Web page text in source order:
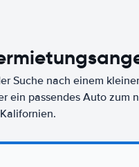
Suche nach einem
ein passendes Auto zum